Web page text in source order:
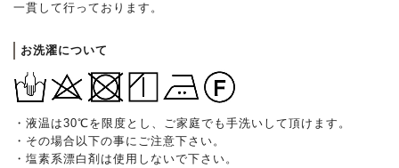
一貫して行っております。
お洗濯について
・液温は30℃を限度とし、ご家庭でも手洗いして頂けます。
・その場合以下の事にご注意下さい。
・塩素系漂白剤は使用しないで下さい。